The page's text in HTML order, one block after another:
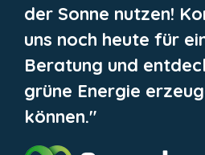
der Sonne nutzen!
uns noch heute für
Beratung und
grüne Energie
können."